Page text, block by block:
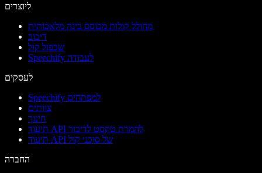
ליוצרים
מחולל קולות מבוסס בינה מלאכותית
דיבוב
שכפול קול
Speechify לעבודה
לעסקים
Speechify למפתחים
צוותים
חינוך
תיעוד API להמרת טקסט לדיבור
תיעוד API של סוכני קול
החברה